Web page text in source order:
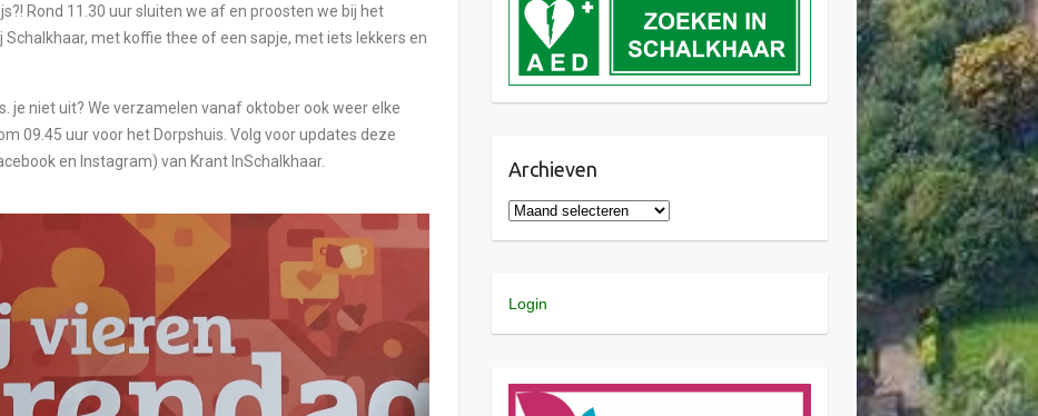
Rond 11.30 uur sluiten we af en proosten we bij het
met koffie thee of een sapje, met iets lekkers en
je niet uit? We verzamelen vanaf oktober ook weer elke
09.45 uur voor het Dorpshuis. Volg voor updates deze
en Instagram) van Krant InSchalkhaar.
Archieven
Login